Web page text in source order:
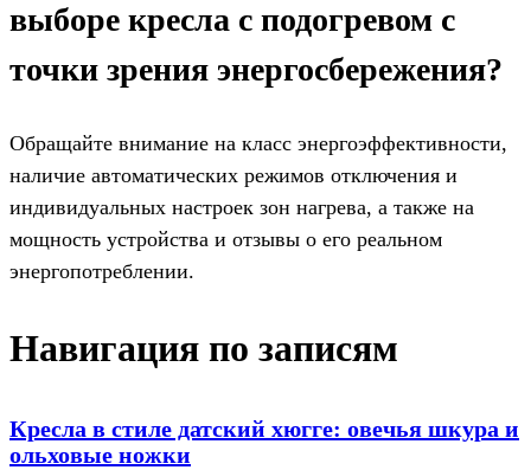
выборе кресла с подогревом с
точки зрения энергосбережения?
Обращайте внимание на класс энергоэффективности,
наличие автоматических режимов отключения и
индивидуальных настроек зон нагрева, а также на
мощность устройства и отзывы о его реальном
энергопотреблении.
Навигация по записям
Кресла в стиле датский хюгге: овечья шкура и
ольховые ножки